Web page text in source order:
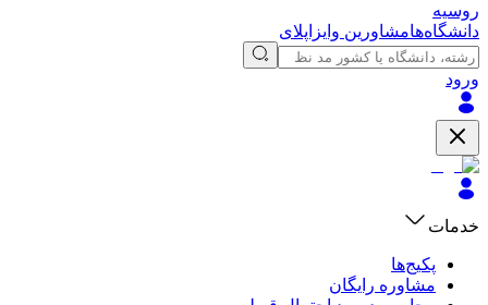
روسیه
دانشگاه‌هامشاورین وایزاپلای
ورود
خدمات
پکیج‌ها
مشاوره رایگان